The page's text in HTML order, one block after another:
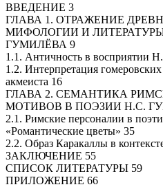
ВВЕДЕНИЕ 3
ГЛАВА 1. ОТРАЖЕНИЕ
МИФОЛОГИИ И
ГУМИЛЁВА 9
1.1. Античность в восприятии
1.2. Интерпретация
акмеиста 16
ГЛАВА 2. СЕМАНТИКА
МОТИВОВ В ПОЭЗИИ Н.С.
2.1. Римские персоналии в
«Романтические цветы» 35
2.2. Образ Каракаллы в
ЗАКЛЮЧЕНИЕ 55
СПИСОК ЛИТЕРАТУРЫ 59
ПРИЛОЖЕНИЕ 66